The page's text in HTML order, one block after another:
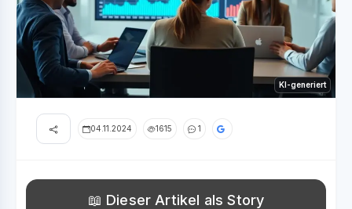
KI-generiert
04.11.2024 1615 1
📖 Dieser Artikel als Story